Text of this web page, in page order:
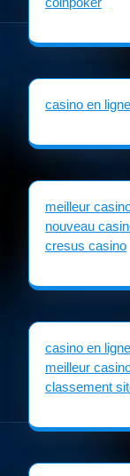
casino en
meilleur
nouveau
cresus casino
casino en
meilleur
classement